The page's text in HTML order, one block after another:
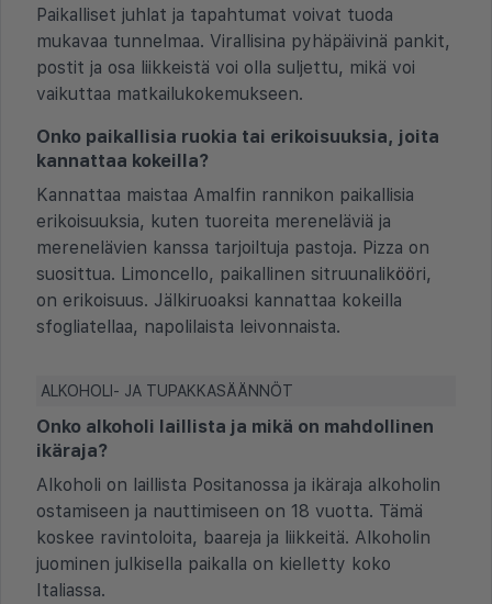
Paikalliset juhlat ja tapahtumat voivat tuoda
mukavaa tunnelmaa. Virallisina pyhäpäivinä pankit,
postit ja osa liikkeistä voi olla suljettu, mikä voi
vaikuttaa matkailukokemukseen.
Onko paikallisia ruokia tai erikoisuuksia, joita
kannattaa kokeilla?
Kannattaa maistaa Amalfin rannikon paikallisia
erikoisuuksia, kuten tuoreita mereneläviä ja
merenelävien kanssa tarjoiltuja pastoja. Pizza on
suosittua. Limoncello, paikallinen sitruunalikööri,
on erikoisuus. Jälkiruoaksi kannattaa kokeilla
sfogliatellaa, napolilaista leivonnaista.
ALKOHOLI- JA TUPAKKASÄÄNNÖT
Onko alkoholi laillista ja mikä on mahdollinen
ikäraja?
Alkoholi on laillista Positanossa ja ikäraja alkoholin
ostamiseen ja nauttimiseen on 18 vuotta. Tämä
koskee ravintoloita, baareja ja liikkeitä. Alkoholin
juominen julkisella paikalla on kielletty koko
Italiassa.